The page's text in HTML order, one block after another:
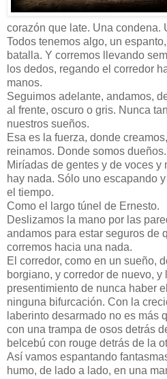
corazón que late. Una condena.
Todos tenemos algo, un
batalla. Y corremos llevando
los dedos, regando el corredor
manos.
Seguimos adelante, andamos,
al frente, oscuro o gris. Nunca
nuestros sueños.
Esa es la fuerza, donde
reinamos. Donde somos
Miríadas de gentes y de voces
hay nada. Sólo uno escapando
el tiempo.
Como el largo túnel de Ernesto.
Deslizamos la mano por las
andamos para estar seguros de
corremos hacia una nada.
El corredor, como en un sueño,
borgiano, y corredor de nuevo,
presentimiento de nunca haber
ninguna bifurcación. Con la
laberinto desarmado no es más
con una trampa de osos detrás
belcebú con rouge detrás de la
Así vamos espantando
humo, de lado a lado, en una